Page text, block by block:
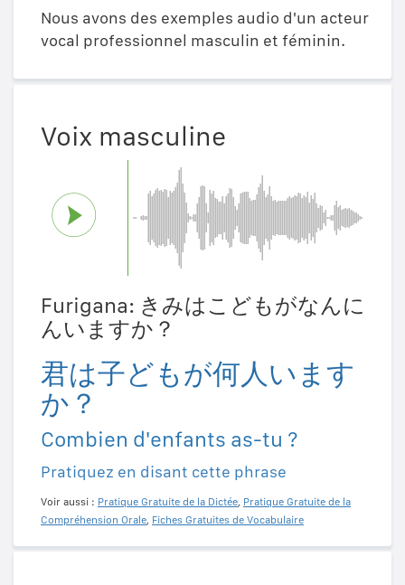
Nous avons des exemples audio d'un acteur
vocal professionnel masculin et féminin.
Voix masculine
Furigana: きみはこどもがなんに
んいますか？
君は子どもが何人います
か？
Combien d'enfants as-tu ?
Pratiquez en disant cette phrase
Voir aussi : Pratique Gratuite de la Dictée, Pratique Gratuite de la
Compréhension Orale, Fiches Gratuites de Vocabulaire